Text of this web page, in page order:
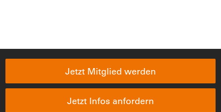
Jetzt Mitglied werden
Jetzt Infos anfordern